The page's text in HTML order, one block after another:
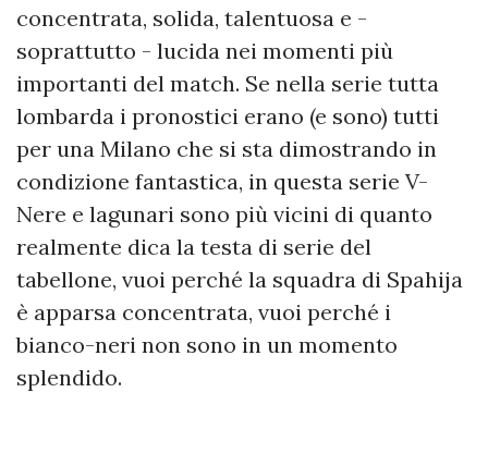
concentrata, solida, talentuosa e -
soprattutto - lucida nei momenti più
importanti del match. Se nella serie tutta
lombarda i pronostici erano (e sono) tutti
per una Milano che si sta dimostrando in
condizione fantastica, in questa serie V-
Nere e lagunari sono più vicini di quanto
realmente dica la testa di serie del
tabellone, vuoi perché la squadra di Spahija
è apparsa concentrata, vuoi perché i
bianco-neri non sono in un momento
splendido.